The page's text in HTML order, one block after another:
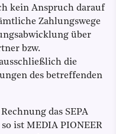
kein Anspruch darauf
Zahlungswege
über
bzw.
die
des betreffenden
das SEPA
ist MEDIA PIONEER